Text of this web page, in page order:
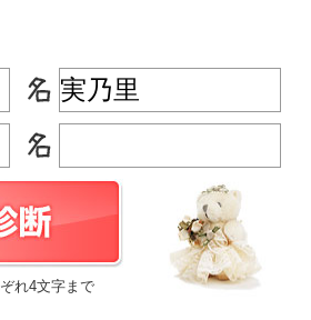
れ4文字まで